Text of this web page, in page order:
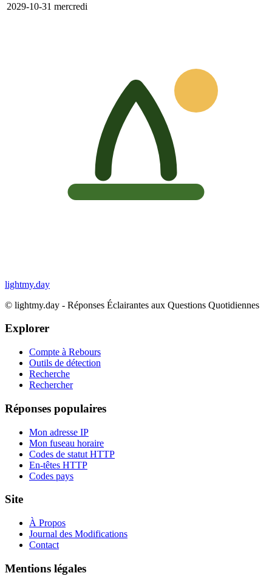
2029-10-31 mercredi
lightmy.day
© lightmy.day - Réponses Éclairantes aux Questions Quotidiennes
Explorer
Compte à Rebours
Outils de détection
Recherche
Rechercher
Réponses populaires
Mon adresse IP
Mon fuseau horaire
Codes de statut HTTP
En-têtes HTTP
Codes pays
Site
À Propos
Journal des Modifications
Contact
Mentions légales